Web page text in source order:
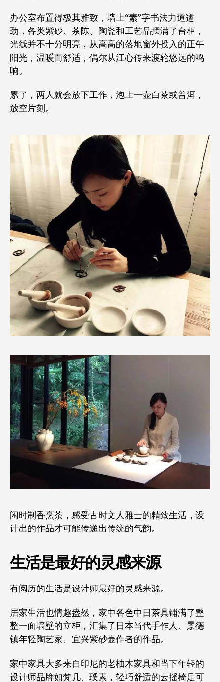
办公室布置得极其雅致，墙上“素”字书法力道遒
劲，各类紫砂、茶陈、陶瓷和工艺品摆满了台柜，
光线并不十分明亮，从高高的落地窗外投入的正午
阳光，温暖而舒适，偶尔从江心传来渡轮悠远的鸣
响。
累了，两人就会放下工作，泡上一壶白茶或普洱，
放空片刻。
闲时制香烹茶，感受古时文人雅士的精致生活，设
计出的作品才可能传递出传统的气韵。
生活是最好的灵感来源
有阅历的生活是设计师最好的灵感来源。
居家生活也情趣盎然，家中各色中日茶具铺满了整
整一面墙壁的立柜，汇集了日本当代手作人、景德
镇年轻陶艺家、宜兴紫砂壶作者的作品。
家中家具大多来自印尼的老柚木家具和当下年轻的
设计师品牌如梵几、璞素，轻巧舒适的云摇椅足可